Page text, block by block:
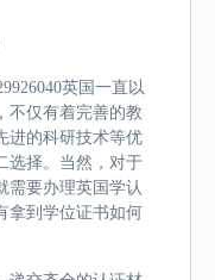
英国一直以
不仅有着完善的教
进的科研技术等优
选择。当然，对于
需要办理英国学认
拿到学位证书如何